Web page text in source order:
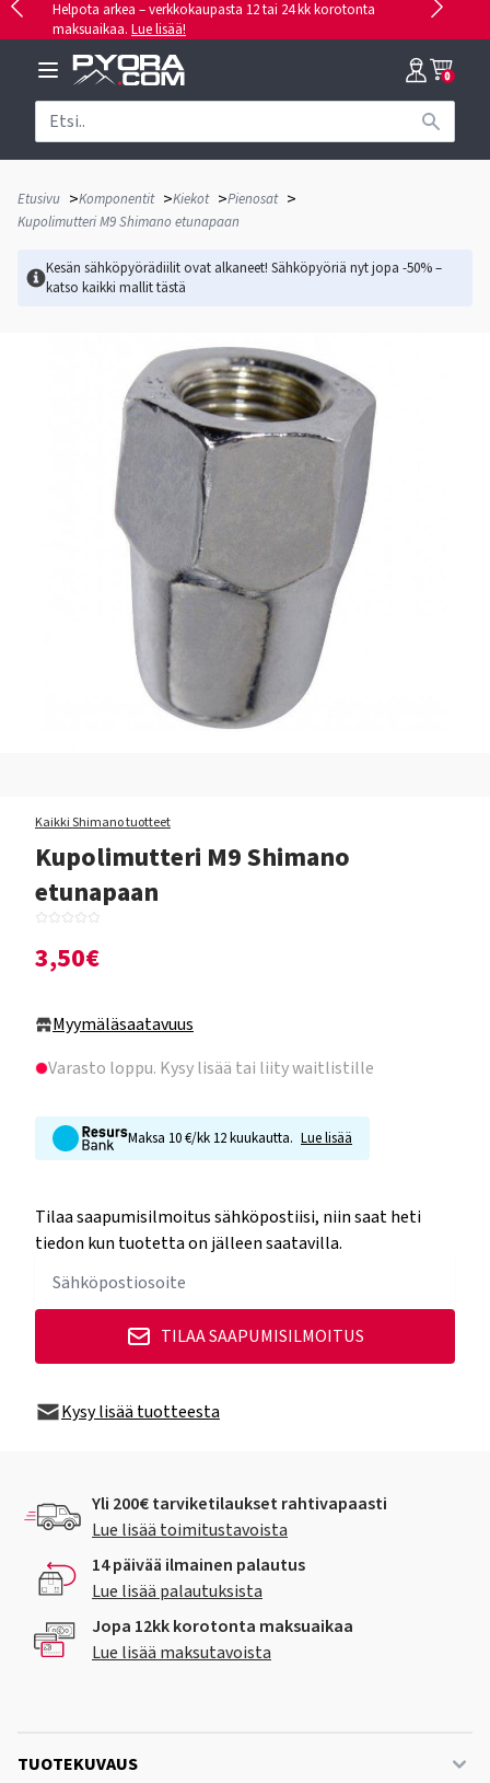
Helpota arkea – verkkokaupasta 12 tai 24 kk korotonta
maksuaikaa. Lue lisää!
0
Etusivu >Komponentit >Kiekot >Pienosat >
Kupolimutteri M9 Shimano etunapaan
Kesän sähköpyörädiilit ovat alkaneet! Sähköpyöriä nyt jopa -50% –
katso kaikki mallittästä
Kaikki Shimano tuotteet
Kupolimutteri M9 Shimano
etunapaan
3,50€
Myymäläsaatavuus
Varasto loppu. Kysy lisää tai liity waitlistille
Maksa 10 €/kk 12 kuukautta. Lue lisää
Tilaa saapumisilmoitus sähköpostiisi, niin saat heti
tiedon kun tuotetta on jälleen saatavilla.
TILAA SAAPUMISILMOITUS
Kysy lisää tuotteesta
Yli 200€ tarviketilaukset rahtivapaasti
Lue lisää toimitustavoista
14 päivää ilmainen palautus
Lue lisää palautuksista
Jopa 12kk korotonta maksuaikaa
Lue lisää maksutavoista
TUOTEKUVAUS